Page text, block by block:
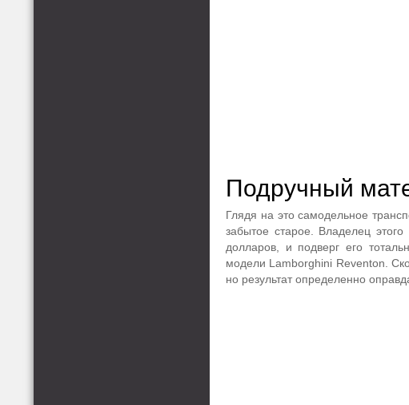
Подручный
Глядя на это самодельное
забытое старое. Владелец
долларов, и подверг его
модели Lamborghini Reventon.
но результат определенно